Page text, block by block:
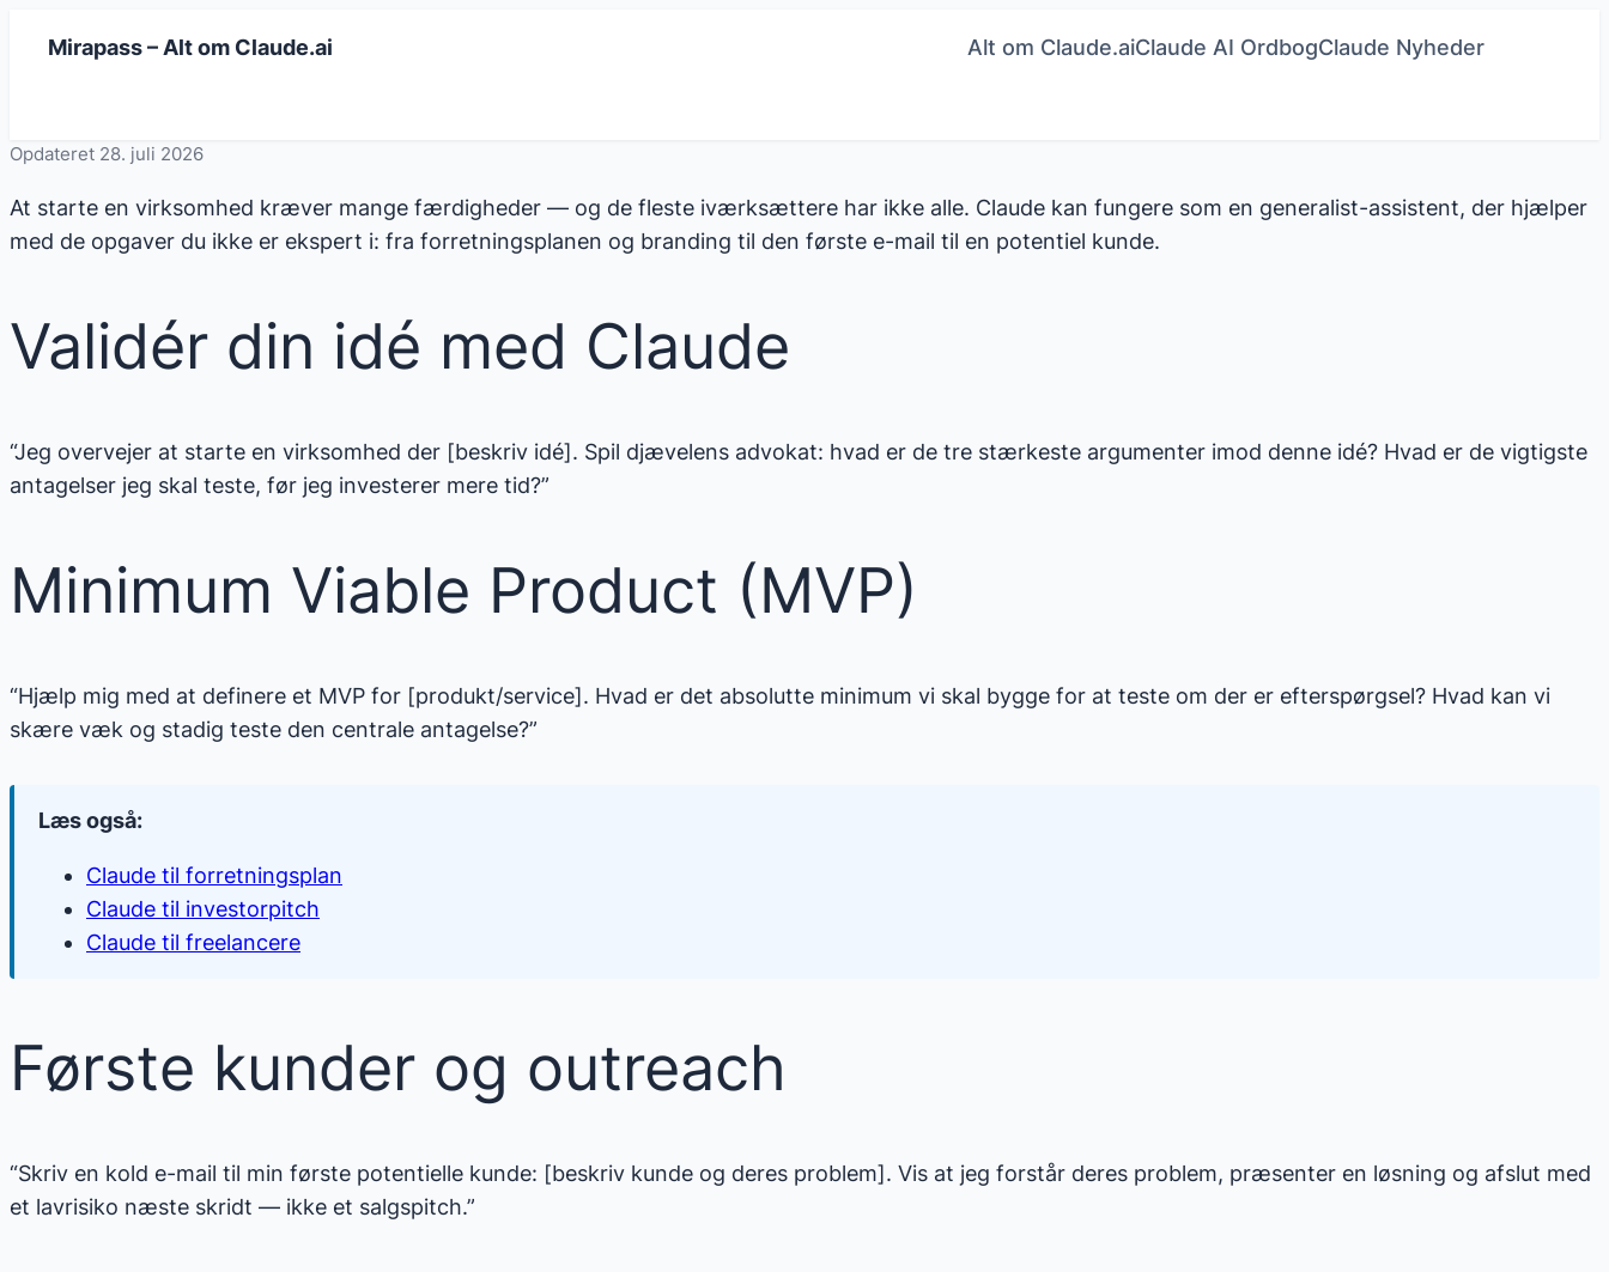
Mirapass – Alt om Claude.ai Alt om Claude.aiClaude AI OrdbogClaude Nyheder
Opdateret 28. juli 2026
At starte en virksomhed kræver mange færdigheder — og de fleste iværksættere har ikke alle. Claude kan fungere som en generalist-assistent, der hjælper
med de opgaver du ikke er ekspert i: fra forretningsplanen og branding til den første e-mail til en potentiel kunde.
Validér din idé med Claude
“Jeg overvejer at starte en virksomhed der [beskriv idé]. Spil djævelens advokat: hvad er de tre stærkeste argumenter imod denne idé? Hvad er de vigtigste
antagelser jeg skal teste, før jeg investerer mere tid?”
Minimum Viable Product (MVP)
“Hjælp mig med at definere et MVP for [produkt/service]. Hvad er det absolutte minimum vi skal bygge for at teste om der er efterspørgsel? Hvad kan vi
skære væk og stadig teste den centrale antagelse?”
Læs også:
Claude til forretningsplan
Claude til investorpitch
Claude til freelancere
Første kunder og outreach
“Skriv en kold e-mail til min første potentielle kunde: [beskriv kunde og deres problem]. Vis at jeg forstår deres problem, præsenter en løsning og afslut med
et lavrisiko næste skridt — ikke et salgspitch.”